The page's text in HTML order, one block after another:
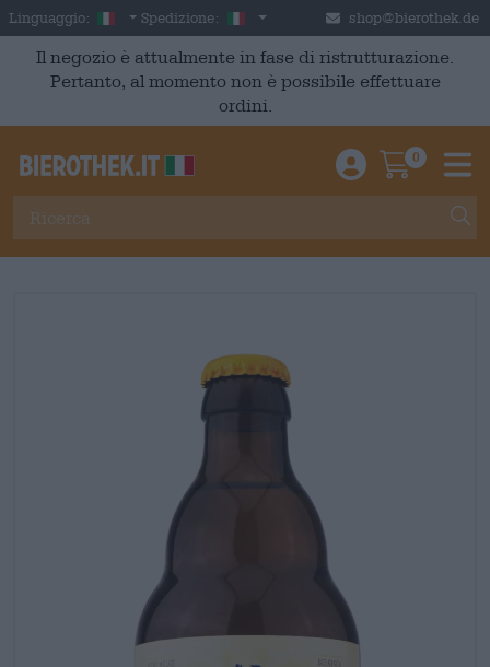
Skip to main content
Linguaggio: Italian
Spedizione: Italia shop@bierothek.de
Il negozio è attualmente in fase di ristrutturazione.
Pertanto, al momento non è possibile effettuare
ordini.
Einloggen /
0